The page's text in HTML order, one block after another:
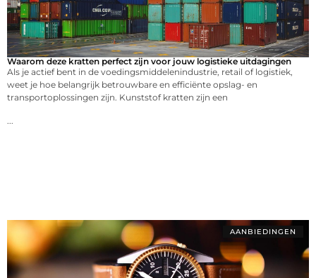
Waarom deze kratten perfect zijn voor jouw logistieke uitdagingen
Als je actief bent in de voedingsmiddelenindustrie, retail of logistiek,
weet je hoe belangrijk betrouwbare en efficiënte opslag- en
transportoplossingen zijn. Kunststof kratten zijn een
AANBIEDINGEN